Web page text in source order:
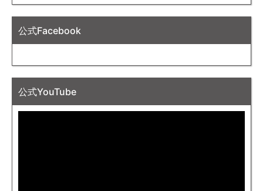
公式Facebook
公式YouTube